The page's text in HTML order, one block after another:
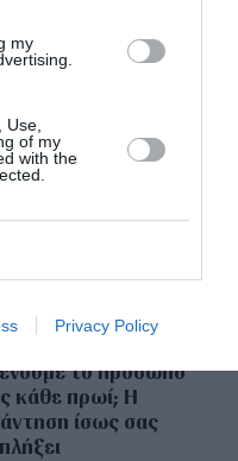
my
of my
with the
Privacy Policy
το πρόσωπό
κάθε πρωί; Η
ίσως σας